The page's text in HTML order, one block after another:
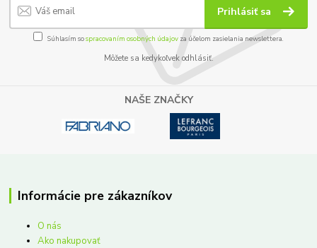
Prihlásiť sa
Súhlasím sospracovaním osobných údajov za účelom zasielania newslettera.
Môžete sa kedykoľvek odhlásiť.
NAŠE ZNAČKY
Informácie pre zákazníkov
O nás
Ako nakupovať